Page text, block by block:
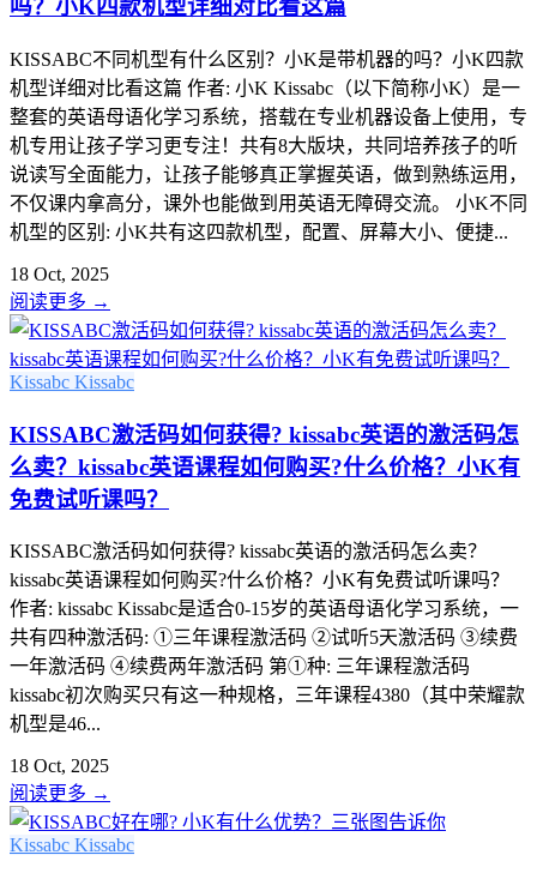
吗？小K四款机型详细对比看这篇
KISSABC不同机型有什么区别？小K是带机器的吗？小K四款
机型详细对比看这篇 作者: 小K Kissabc（以下简称小K）是一
整套的英语母语化学习系统，搭载在专业机器设备上使用，专
机专用让孩子学习更专注！共有8大版块，共同培养孩子的听
说读写全面能力，让孩子能够真正掌握英语，做到熟练运用，
不仅课内拿高分，课外也能做到用英语无障碍交流。 小K不同
机型的区别: 小K共有这四款机型，配置、屏幕大小、便捷...
18 Oct, 2025
阅读更多 →
Kissabc Kissabc
KISSABC激活码如何获得? kissabc英语的激活码怎
么卖？kissabc英语课程如何购买?什么价格？小K有
免费试听课吗？
KISSABC激活码如何获得? kissabc英语的激活码怎么卖？
kissabc英语课程如何购买?什么价格？小K有免费试听课吗？
作者: kissabc Kissabc是适合0-15岁的英语母语化学习系统，一
共有四种激活码: ①三年课程激活码 ②试听5天激活码 ③续费
一年激活码 ④续费两年激活码 第①种: 三年课程激活码
kissabc初次购买只有这一种规格，三年课程4380（其中荣耀款
机型是46...
18 Oct, 2025
阅读更多 →
Kissabc Kissabc